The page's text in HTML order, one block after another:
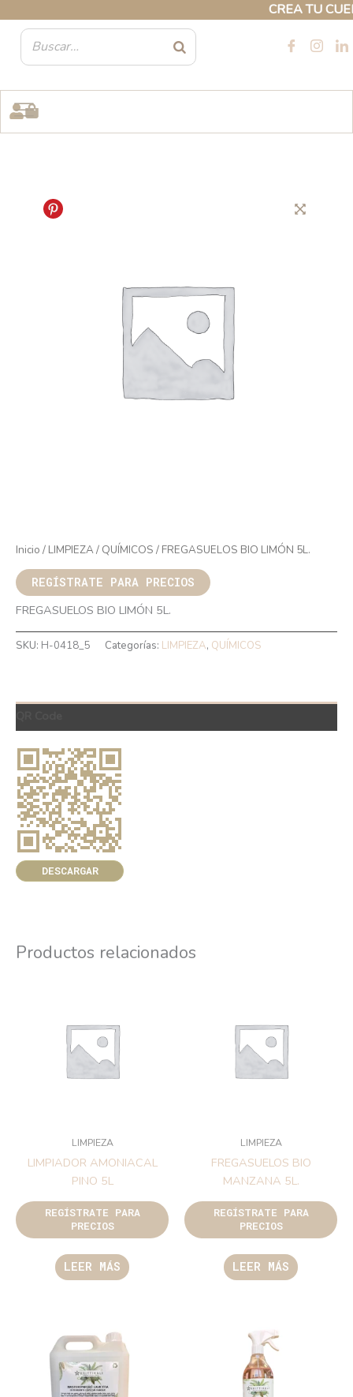
CREA TU
contenido
Inicio / LIMPIEZA/ QUÍMICOS / FREGASUELOS BIO LIMÓN 5L.
REGÍSTRATE PARA PRECIOS
FREGASUELOS BIO LIMÓN 5L.
SKU: H-0418_5 Categorías: LIMPIEZA, QUÍMICOS
DESCARGAR
Productos relacionados
LIMPIEZA
LIMPIADOR AMONIACAL
PINO 5L
REGÍSTRATE PARA
PRECIOS
LEER MÁS
LIMPIEZA
FREGASUELOS BIO
MANZANA 5L.
REGÍSTRATE PARA
PRECIOS
LEER MÁS